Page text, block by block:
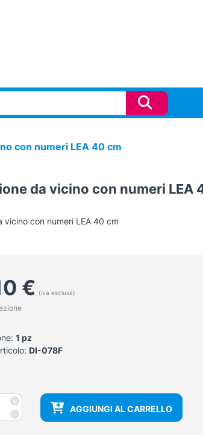
con numeri LEA 40 cm
da vicino con numeri LEA
vicino con numeri LEA 40 cm
€ (iva esclusa)
1 pz
DI-078F
-
+
AGGIUNGI AL CARRELLO